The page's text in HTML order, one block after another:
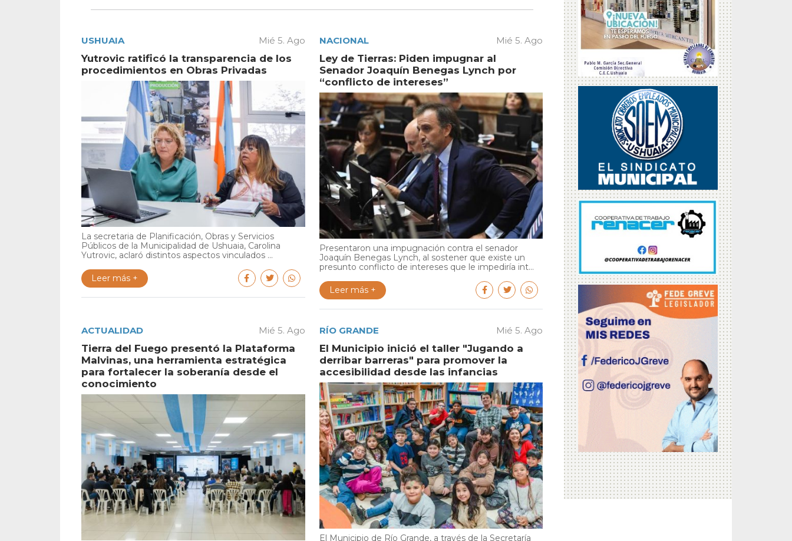
USHUAIA Mié 5. Ago
Yutrovic ratificó la transparencia de los
procedimientos en Obras Privadas
La secretaria de Planificación, Obras y Servicios
Públicos de la Municipalidad de Ushuaia, Carolina
Yutrovic, aclaró distintos aspectos vinculados ...
Leer más +
NACIONAL Mié 5. Ago
Ley de Tierras: Piden impugnar al
Senador Joaquín Benegas Lynch por
“conflicto de intereses”
Presentaron una impugnación contra el senador
Joaquín Benegas Lynch, al sostener que existe un
presunto conflicto de intereses que le impediría int...
Leer más +
ACTUALIDAD Mié 5. Ago
Tierra del Fuego presentó la Plataforma
Malvinas, una herramienta estratégica
para fortalecer la soberanía desde el
conocimiento
RÍO GRANDE Mié 5. Ago
El Municipio inició el taller "Jugando a
derribar barreras" para promover la
accesibilidad desde las infancias
El Municipio de Río Grande, a través de la Secretaría